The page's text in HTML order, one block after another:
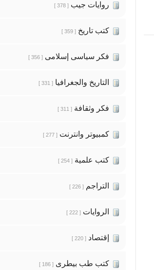
روايات جيب [ 378 ]
كتب تاريخ [ 359 ]
فكر سياسى إسلامى [ 356 ]
التاريخ والجغرافيا [ 331 ]
فكر وثقافة [ 311 ]
كمبيوتر وانترنت [ 277 ]
كتب علمية [ 254 ]
التراجم [ 226 ]
الروايات [ 222 ]
إقتصاد [ 220 ]
كتب طب بيطرى [ 186 ]